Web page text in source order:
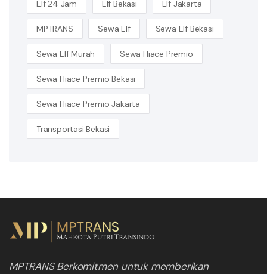
Elf 24 Jam Elf Bekasi Elf Jakarta
MPTRANS Sewa Elf Sewa Elf Bekasi
Sewa Elf Murah Sewa Hiace Premio
Sewa Hiace Premio Bekasi
Sewa Hiace Premio Jakarta
Transportasi Bekasi
MPTRANS Berkomitmen untuk memberikan